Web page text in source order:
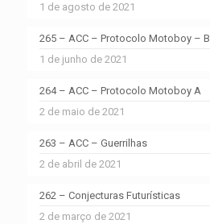
1 de agosto de 2021
265 – ACC – Protocolo Motoboy – B
1 de junho de 2021
264 – ACC – Protocolo Motoboy A
2 de maio de 2021
263 – ACC – Guerrilhas
2 de abril de 2021
262 – Conjecturas Futurísticas
2 de março de 2021